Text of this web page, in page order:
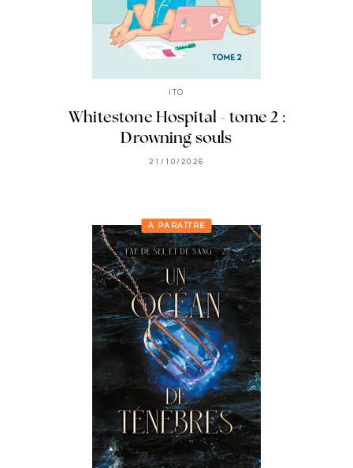
ITO
Whitestone Hospital - tome 2 :
Drowning souls
21/10/2026
À PARAÎTRE